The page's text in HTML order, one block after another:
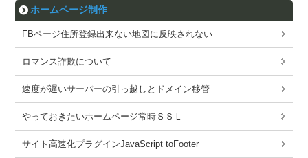
ホームページ制作
FBページ住所登録出来ない地図に反映されない
ロマンス詐欺について
速度が遅いサーバーの引っ越しとドメイン移管
やっておきたいホームページ常時ＳＳＬ
サイト高速化プラグインJavaScript toFooter